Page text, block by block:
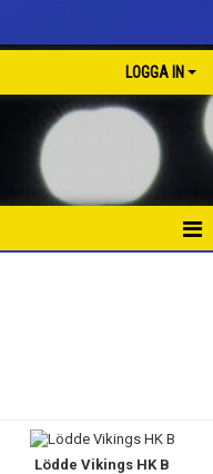
LOGGA IN
Lödde Vikings HK B